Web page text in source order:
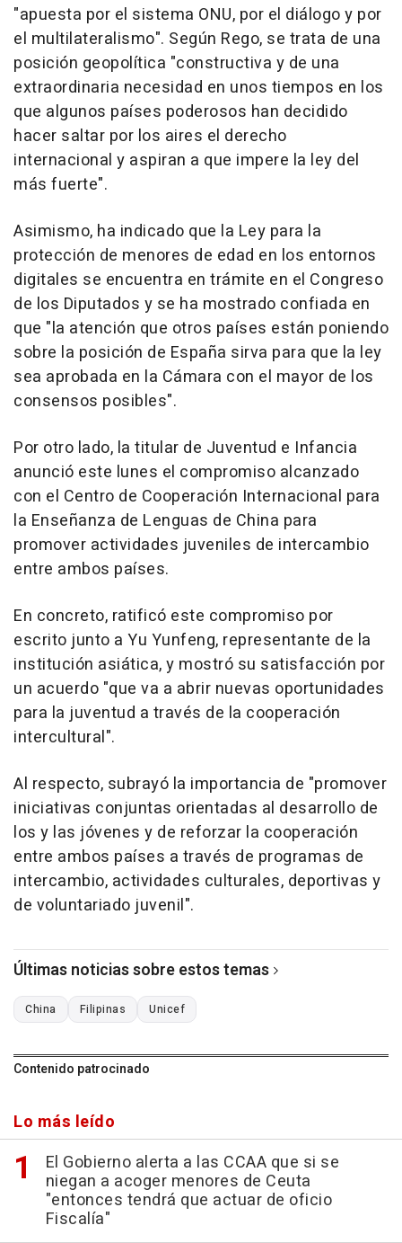
"apuesta por el sistema ONU, por el diálogo y por
el multilateralismo". Según Rego, se trata de una
posición geopolítica "constructiva y de una
extraordinaria necesidad en unos tiempos en los
que algunos países poderosos han decidido
hacer saltar por los aires el derecho
internacional y aspiran a que impere la ley del
más fuerte".
Asimismo, ha indicado que la Ley para la
protección de menores de edad en los entornos
digitales se encuentra en trámite en el Congreso
de los Diputados y se ha mostrado confiada en
que "la atención que otros países están poniendo
sobre la posición de España sirva para que la ley
sea aprobada en la Cámara con el mayor de los
consensos posibles".
Por otro lado, la titular de Juventud e Infancia
anunció este lunes el compromiso alcanzado
con el Centro de Cooperación Internacional para
la Enseñanza de Lenguas de China para
promover actividades juveniles de intercambio
entre ambos países.
En concreto, ratificó este compromiso por
escrito junto a Yu Yunfeng, representante de la
institución asiática, y mostró su satisfacción por
un acuerdo "que va a abrir nuevas oportunidades
para la juventud a través de la cooperación
intercultural".
Al respecto, subrayó la importancia de "promover
iniciativas conjuntas orientadas al desarrollo de
los y las jóvenes y de reforzar la cooperación
entre ambos países a través de programas de
intercambio, actividades culturales, deportivas y
de voluntariado juvenil".
Últimas noticias sobre estos temas
China Filipinas Unicef
Contenido patrocinado
Lo más leído
El Gobierno alerta a las CCAA que si se
niegan a acoger menores de Ceuta
"entonces tendrá que actuar de oficio
Fiscalía"